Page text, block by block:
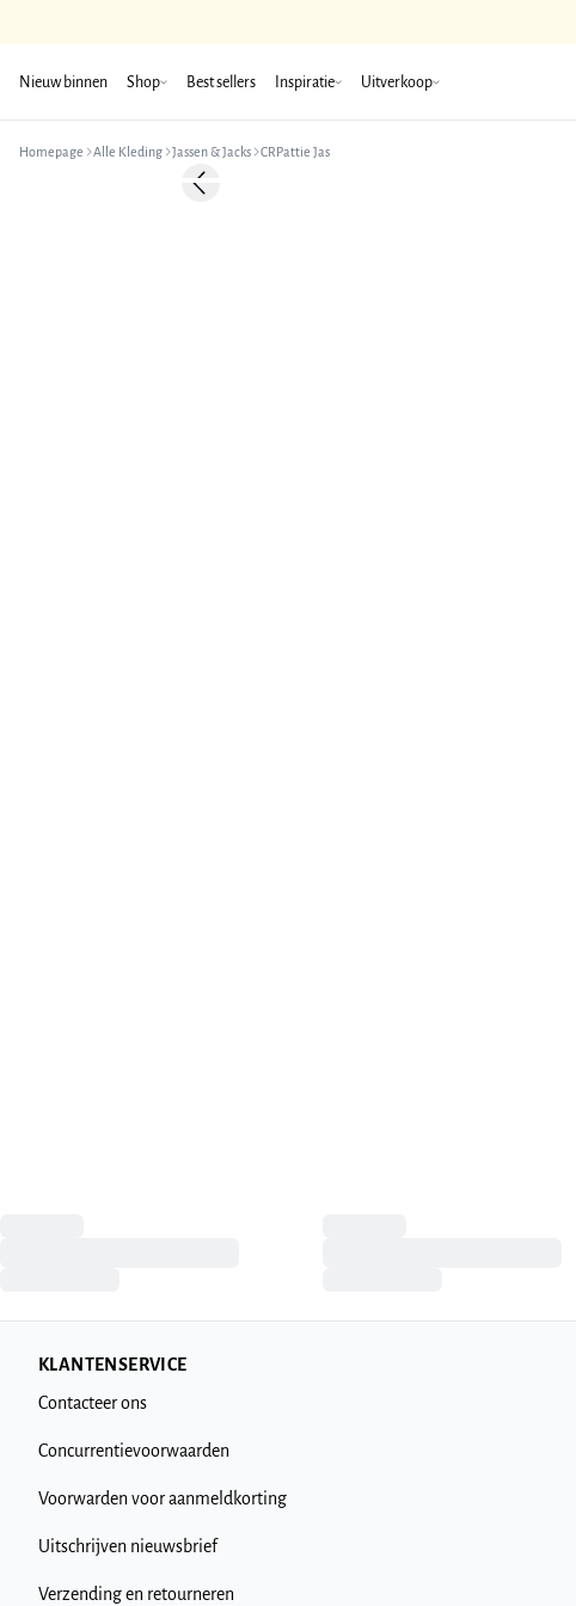
Nieuw binnen Shop Best sellers Inspiratie Uitverkoop
Homepage Alle Kleding Jassen & Jacks CRPattie Jas
-50%Previous slide
KLANTENSERVICE
Contacteer ons
Concurrentievoorwaarden
Voorwarden voor aanmeldkorting
Uitschrijven nieuwsbrief
Verzending en retourneren